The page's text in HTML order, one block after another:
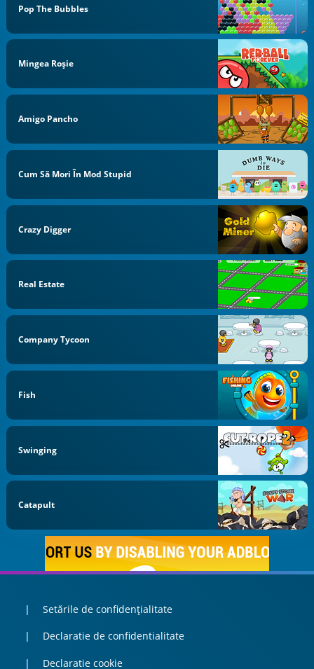
Pop The Bubbles
Mingea Roşie
Amigo Pancho
Cum Să Mori În Mod Stupid
Crazy Digger
Real Estate
Company Tycoon
Fish
Swinging
Catapult
Setările de confidențialitate
Declaratie de confidentialitate
Declaratie cookie